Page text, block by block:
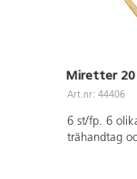
Miretter 20
Art.nr: 44406
6 st/fp. 6
trähandtag